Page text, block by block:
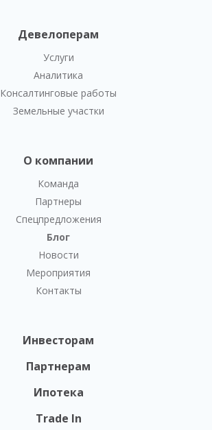
Девелоперам
Услуги
Аналитика
Консалтинговые работы
Земельные участки
О компании
Команда
Партнеры
Спецпредложения
Блог
Новости
Мероприятия
Контакты
Инвесторам
Партнерам
Ипотека
Trade In